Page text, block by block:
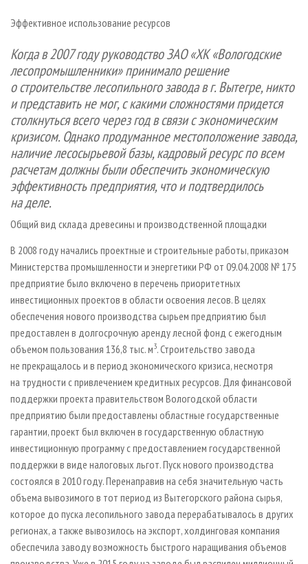
ПРОИЗВОДСТВО ДРЕВЕСНЫХ ПЛИТ
ДЕРЕВЯННОЕ ДОМОСТРОЕНИЕ
ПРОИЗВОДСТВО МЕБЕЛИ
БИОЭНЕРГЕТИКА
ЦБП
ИНСТРУМЕНТ И МАТЕРИАЛЫ
МОБИЛЬНЫЕ ВЫСТАВКИ
ОФИЦИАЛЬНЫЕ ДЕЛЕГАЦИИ
ПРИОРИТЕТНЫЕ ИНВЕСТПРОЕКТЫ
RUSSIAN FORESTRY REVIEW
ГАЗЕТА ЛЕСПРОМФОРУМ
БИБЛИОТЕКА СПЕЦИАЛИСТА
Эффективное использование ресурсов
Когда в 2007 году руководство ЗАО «ХК «Вологодские
лесопромышленники» принимало решение
о строительстве лесопильного завода в г. Вытегре, никто
и представить не мог, с какими сложностями придется
столкнуться всего через год в связи с экономическим
кризисом. Однако продуманное местоположение завода,
наличие лесосырьевой базы, кадровый ресурс по всем
расчетам должны были обеспечить экономическую
эффективность предприятия, что и подтвердилось
на деле.
Общий вид склада древесины и производственной площадки
В 2008 году начались проектные и строительные работы, приказом
Министерства промышленности и энергетики РФ от 09.04.2008 № 175
предприятие было включено в перечень приоритетных
инвестиционных проектов в области освоения лесов. В целях
обеспечения нового производства сырьем предприятию был
предоставлен в долгосрочную аренду лесной фонд с ежегодным
объемом пользования 136,8 тыс. м3. Строительство завода
не прекращалось и в период экономического кризиса, несмотря
на трудности с привлечением кредитных ресурсов. Для финансовой
поддержки проекта правительством Вологодской области
предприятию были предоставлены областные государственные
гарантии, проект был включен в государственную областную
инвестиционную программу с предоставлением государственной
поддержки в виде налоговых льгот. Пуск нового производства
состоялся в 2010 году. Перенаправив на себя значительную часть
объема вывозимого в тот период из Вытегорского района сырья,
которое до пуска лесопильного завода перерабатывалось в других
регионах, а также вывозилось на экспорт, холдинговая компания
обеспечила заводу возможность быстрого наращивания объемов